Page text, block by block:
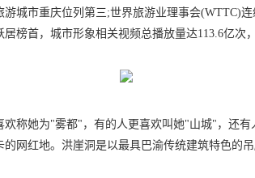
城市重庆位列第三;世界旅游业理事会(WTTC)
榜首，城市形象相关视频总播放量达113.6亿次
称她为"雾都"，有的人更喜欢叫她"山城"，还
网红地。洪崖洞是以最具巴渝传统建筑特色的